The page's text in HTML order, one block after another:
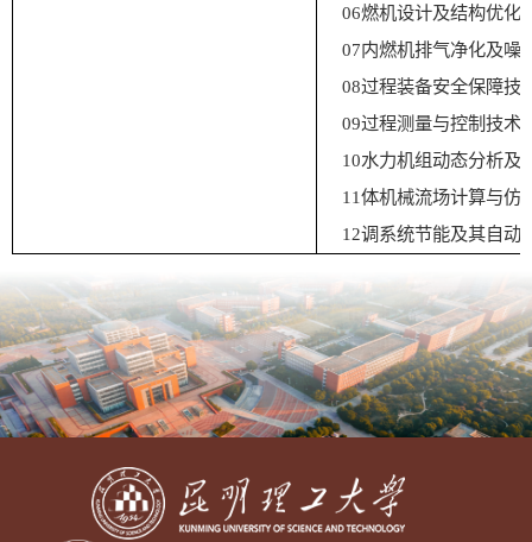
06燃机设计及结构优化
07内燃机排气净化及噪
08过程装备安全保障技
09过程测量与控制技术
10水力机组动态分析及
11体机械流场计算与仿
12调系统节能及其自动